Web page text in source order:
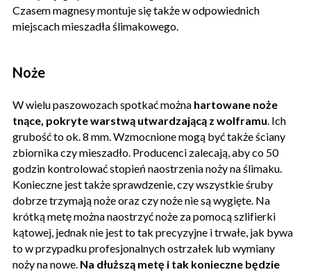
Czasem magnesy montuje się także w odpowiednich
miejscach mieszadła ślimakowego.
Noże
W wielu paszowozach spotkać można hartowane noże
tnące, pokryte warstwą utwardzającą z wolframu . Ich
grubość to ok. 8 mm. Wzmocnione mogą być także ściany
zbiornika czy mieszadło. Producenci zalecają, aby co 50
godzin kontrolować stopień naostrzenia noży na ślimaku.
Konieczne jest także sprawdzenie, czy wszystkie śruby
dobrze trzymają noże oraz czy noże nie są wygięte. Na
krótką metę można naostrzyć noże za pomocą szlifierki
kątowej, jednak nie jest to tak precyzyjne i trwałe, jak bywa
to w przypadku profesjonalnych ostrzałek lub wymiany
noży na nowe. Na dłuższą metę i tak konieczne będzie